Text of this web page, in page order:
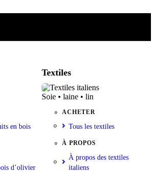
en bois
d’olivier
Textiles
Soie • laine • lin
ACHETER
Tous les textiles
À PROPOS
À propos des textiles
italiens